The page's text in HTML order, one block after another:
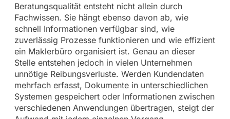
Beratungsqualität entsteht nicht allein durch
Fachwissen. Sie hängt ebenso davon ab, wie
schnell Informationen verfügbar sind, wie
zuverlässig Prozesse funktionieren und wie effizient
ein Maklerbüro organisiert ist. Genau an dieser
Stelle entstehen jedoch in vielen Unternehmen
unnötige Reibungsverluste. Werden Kundendaten
mehrfach erfasst, Dokumente in unterschiedlichen
Systemen gespeichert oder Informationen zwischen
verschiedenen Anwendungen übertragen, steigt der